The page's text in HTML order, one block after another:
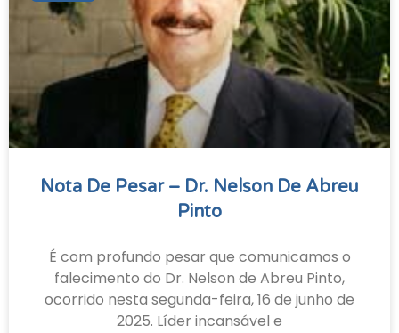
Nota De Pesar – Dr. Nelson De Abreu
Pinto
É com profundo pesar que comunicamos o
falecimento do Dr. Nelson de Abreu Pinto,
ocorrido nesta segunda-feira, 16 de junho de
2025. Líder incansável e